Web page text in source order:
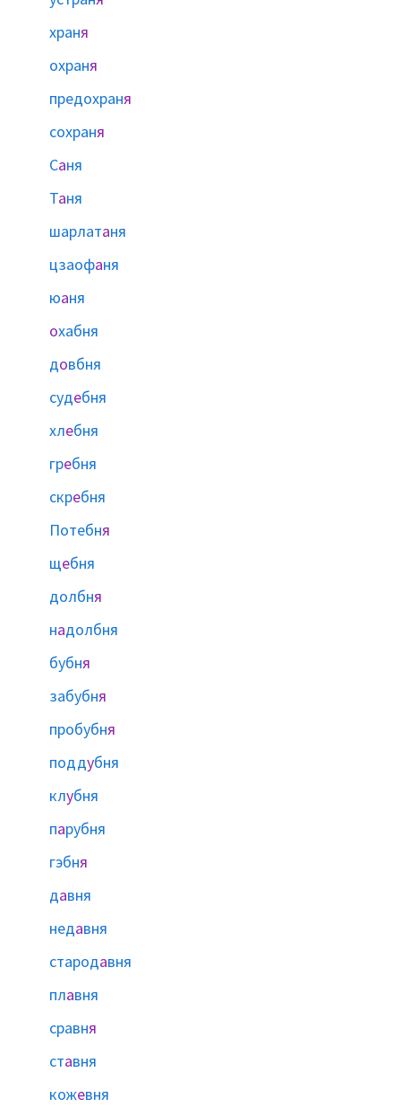
храня
охраня
предохраня
сохраня
Саня
Таня
шарлатаня
цзаофаня
юаня
охабня
довбня
судебня
хлебня
гребня
скребня
Потебня
щебня
долбня
надолбня
бубня
забубня
пробубня
поддубня
клубня
парубня
гэбня
давня
недавня
стародавня
плавня
сравня
ставня
кожевня